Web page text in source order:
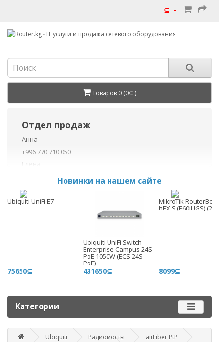
⊆
Товаров 0 (0⊆ )
Посмотреть адрес в 2GIS mail@router.kg
График работы
Сб, вс - выходные
Отдел продаж
Анна
+996 770 710 050
Елена
+996 770 710 040
+996 755 710 050
Данил
Новинки на нашем сайте
Ubiquiti UniFi E7
75650⊆
Ubiquiti UniFi Switch
Enterprise Campus 24S
PoE 1050W (ECS-24S-
PoE)
431650⊆
MikroTik
hEX S (E60iUGS)
8099⊆
Категории
Ubiquiti Радиомосты
airFiber PtP